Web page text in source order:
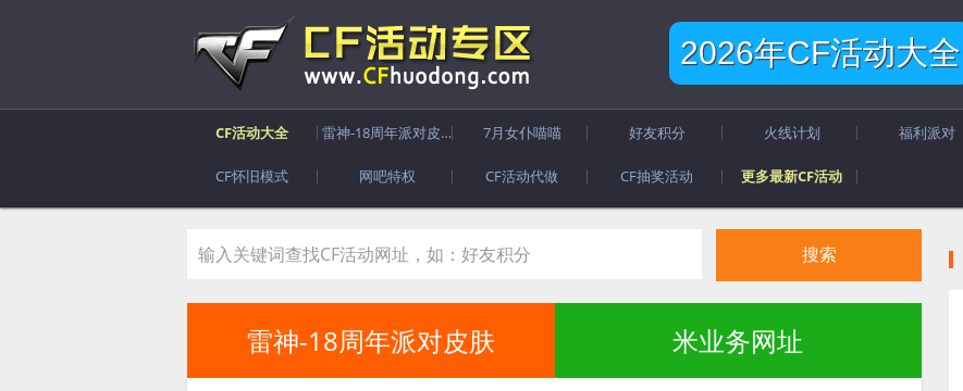
2026年CF活动大全
CF活动大全 雷神-18周年派对皮肤 7月女仆喵喵 好友积分 火线计划 福利派对
CF怀旧模式 网吧特权 CF活动代做 CF抽奖活动 更多最新CF活动
雷神-18周年派对皮肤 米业务网址